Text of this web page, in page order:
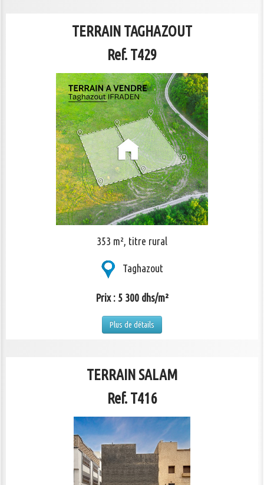
TERRAIN TAGHAZOUT
Ref. T429
353 m², titre rural
Taghazout
Prix : 5 300 dhs/m²
Plus de détails
TERRAIN SALAM
Ref. T416